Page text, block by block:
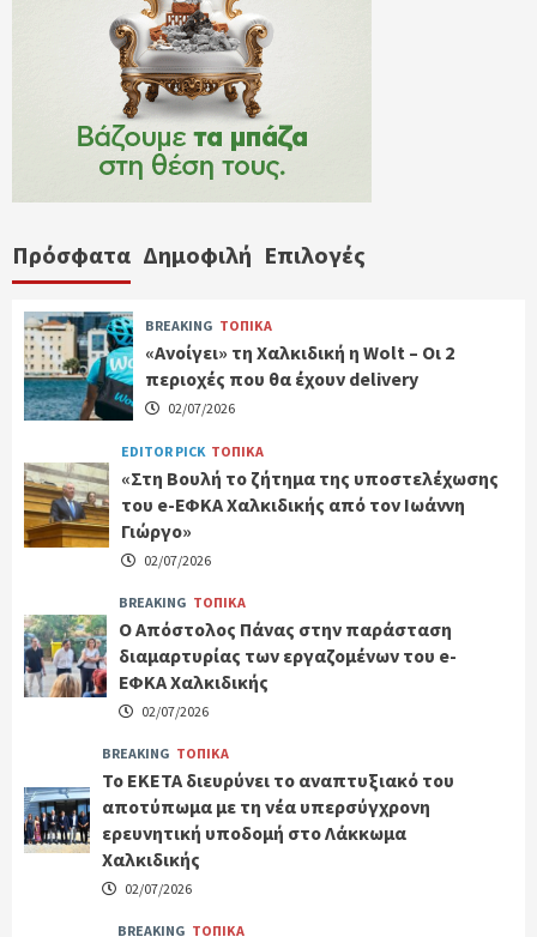
Πρόσφατα Δημοφιλή Επιλογές
BREAKING ΤΟΠΙΚΑ
«Ανοίγει» τη Χαλκιδική η Wolt – Οι 2
περιοχές που θα έχουν delivery
02/07/2026
EDITOR PICK ΤΟΠΙΚΑ
«Στη Βουλή το ζήτημα της υποστελέχωσης
του e-ΕΦΚΑ Χαλκιδικής από τον Ιωάννη
Γιώργο»
02/07/2026
BREAKING ΤΟΠΙΚΑ
Ο Απόστολος Πάνας στην παράσταση
διαμαρτυρίας των εργαζομένων του e-
ΕΦΚΑ Χαλκιδικής
02/07/2026
BREAKING ΤΟΠΙΚΑ
Το ΕΚΕΤΑ διευρύνει το αναπτυξιακό του
αποτύπωμα με τη νέα υπερσύγχρονη
ερευνητική υποδομή στο Λάκκωμα
Χαλκιδικής
02/07/2026
BREAKING ΤΟΠΙΚΑ